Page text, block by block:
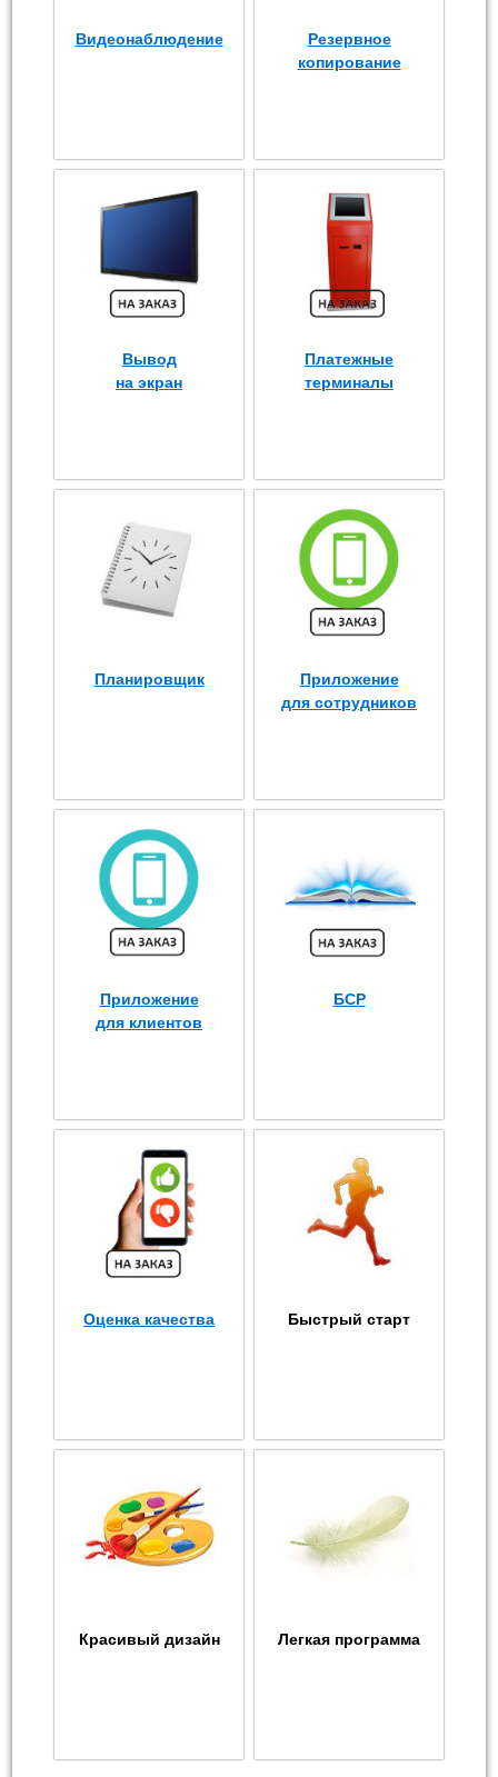
Видеонаблюдение
Резервное
копирование
Вывод
на экран
Платежные
терминалы
Планировщик
Приложение
для сотрудников
Приложение
для клиентов
БСР
Оценка качества Быстрый старт
Красивый дизайн Легкая программа